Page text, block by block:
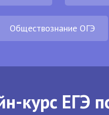
Обществознание ОГЭ
курс ЕГЭ